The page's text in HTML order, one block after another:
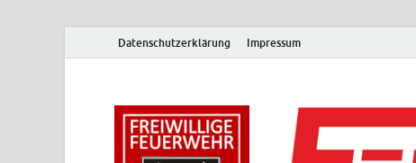
Datenschutzerklärung Impressum